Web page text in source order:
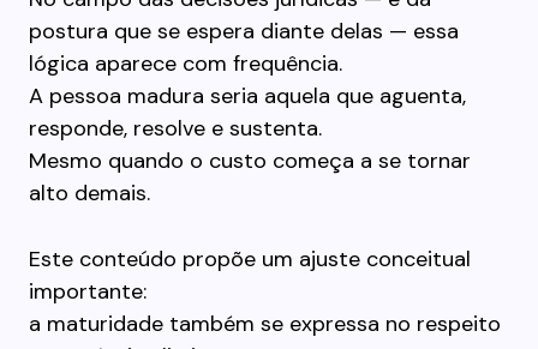
postura que se espera diante delas — essa
lógica aparece com frequência.
A pessoa madura seria aquela que aguenta,
responde, resolve e sustenta.
Mesmo quando o custo começa a se tornar
alto demais.
Este conteúdo propõe um ajuste conceitual
importante:
a maturidade também se expressa no respeito